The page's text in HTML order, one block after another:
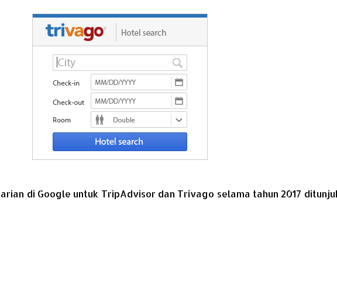
di Google untuk TripAdvisor dan Trivago selama tahun 2017